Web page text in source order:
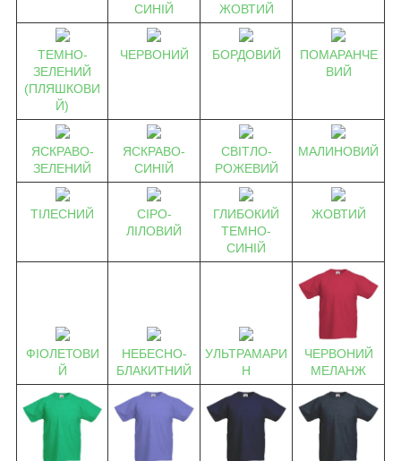
СИНІЙ
ЖОВТИЙ
ТЕМНО-
ЗЕЛЕНИЙ
(ПЛЯШКОВИ
Й)
ЧЕРВОНИЙ БОРДОВИЙ
ПОМАРАНЧЕ
ВИЙ
ЯСКРАВО-
ЗЕЛЕНИЙ
ЯСКРАВО-
СИНІЙ
СВІТЛО-
РОЖЕВИЙ
МАЛИНОВИЙ
ТІЛЕСНИЙ
СІРО-
ЛІЛОВИЙ
ГЛИБОКИЙ
ТЕМНО-
СИНІЙ
ЖОВТИЙ
ФІОЛЕТОВИ
Й
НЕБЕСНО-
БЛАКИТНИЙ
УЛЬТРАМАРИ
Н
ЧЕРВОНИЙ
МЕЛАНЖ